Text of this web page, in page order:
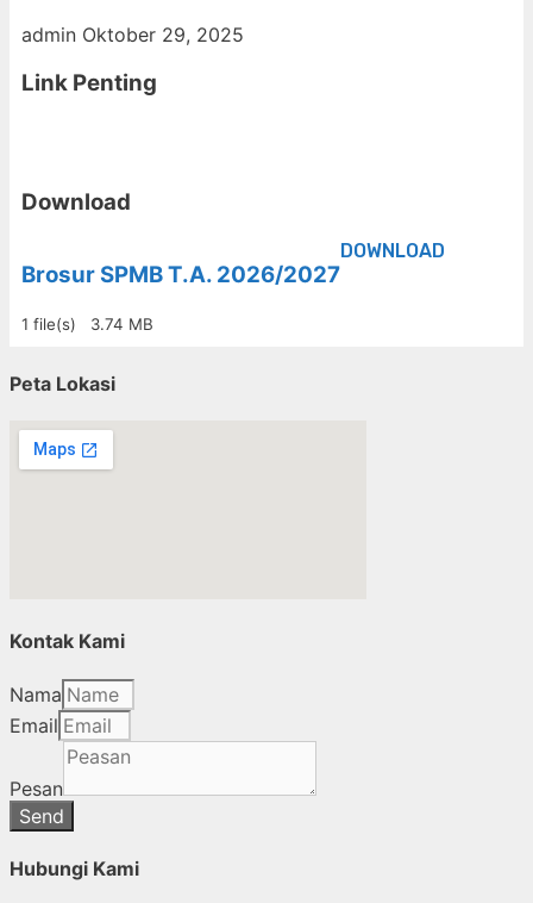
admin Oktober 29, 2025
Link Penting
Download
Brosur SPMB T.A. 2026/2027
1 file(s) 3.74 MB
DOWNLOAD
Peta Lokasi
Kontak Kami
Nama
Email
Pesan
Send
Hubungi Kami